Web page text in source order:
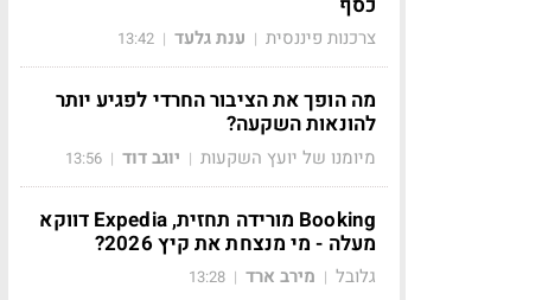
צרכנות פיננסית | ענת גלעד |
13:42
מה הופך את הציבור החרדי לפגיע יותר
להונאות השקעה?
מיומנו של יועץ השקעות | יוגב דוד |
13:56
Booking מורידה תחזית, Expedia דווקא
מעלה - מי מנצחת את קיץ 2026?
גלובל | מירב ארד |
13:28